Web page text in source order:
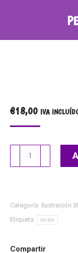
€18,00 IVA
Personajes
Categoría: Ilustración
Etiqueta:
Ghibli
Compartir